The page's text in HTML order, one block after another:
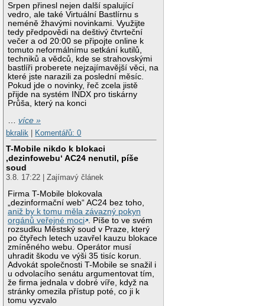
Srpen přinesl nejen další spalující
vedro, ale také Virtuální Bastlírnu s
neméně žhavými novinkami. Využijte
tedy předpovědi na deštivý čtvrteční
večer a od 20:00 se připojte online k
tomuto neformálnímu setkání kutilů,
techniků a vědců, kde se strahovskými
bastlíři proberete nejzajímavější věci, na
které jste narazili za poslední měsíc.
Pokud jde o novinky, řeč zcela jistě
přijde na systém INDX pro tiskárny
Průša, který na konci
…více »
bkralik
Komentářů: 0
T-Mobile nikdo k blokaci
‚dezinfowebu‘ AC24 nenutil, píše
soud
3.8. 17:22 | Zajímavý článek
Firma T-Mobile blokovala
„dezinformační web“ AC24 bez toho,
aniž by k tomu měla závazný pokyn
orgánů veřejné moci . Píše to ve svém
rozsudku Městský soud v Praze, který
po čtyřech letech uzavřel kauzu blokace
zmíněného webu. Operátor musí
uhradit škodu ve výši 35 tisíc korun.
Advokát společnosti T-Mobile se snažil i
u odvolacího senátu argumentovat tím,
že firma jednala v dobré víře, když na
stránky omezila přístup poté, co ji k
tomu vyzvalo